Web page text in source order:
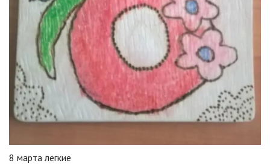
8 марта легкие